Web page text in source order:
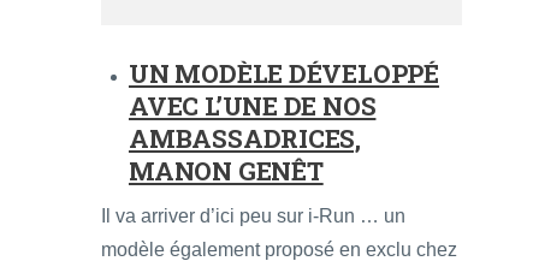
UN MODÈLE DÉVELOPPÉ
AVEC L’UNE DE NOS
AMBASSADRICES,
MANON GENÊT
Il va arriver d’ici peu sur i-Run … un
modèle également proposé en exclu chez